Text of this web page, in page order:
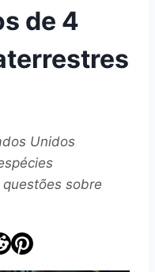
de 4
Unidos
sobre